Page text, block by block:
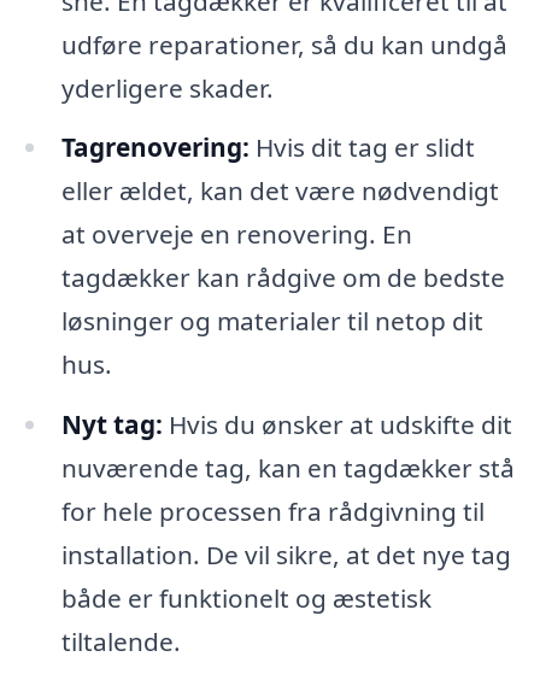
udføre reparationer, så du kan undgå
yderligere skader.
Tagrenovering: Hvis dit tag er slidt
eller ældet, kan det være nødvendigt
at overveje en renovering. En
tagdækker kan rådgive om de bedste
løsninger og materialer til netop dit
hus.
Nyt tag: Hvis du ønsker at udskifte dit
nuværende tag, kan en tagdækker stå
for hele processen fra rådgivning til
installation. De vil sikre, at det nye tag
både er funktionelt og æstetisk
tiltalende.